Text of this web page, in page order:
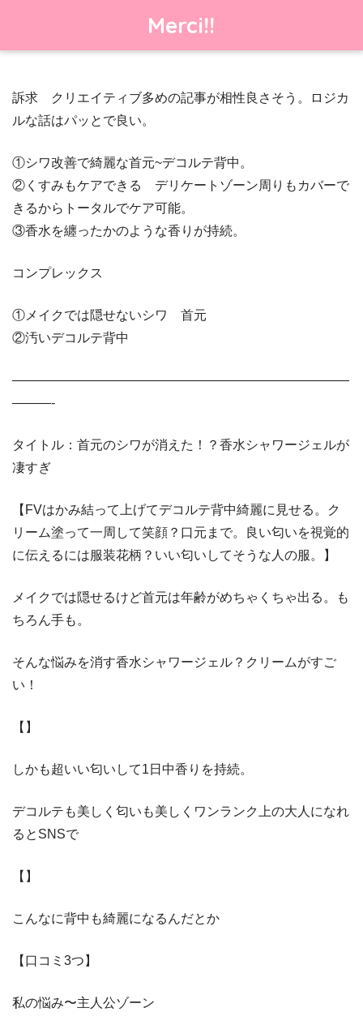
Merci!!
訴求 クリエイティブ多めの記事が相性良さそう。ロジカ
ルな話はパッとで良い。
①シワ改善で綺麗な首元~デコルテ背中。
②くすみもケアできる デリケートゾーン周りもカバーで
きるからトータルでケア可能。
③香水を纏ったかのような香りが持続。
コンプレックス
①メイクでは隠せないシワ 首元
②汚いデコルテ背中
——————————————————————————
———-
タイトル：首元のシワが消えた！？香水シャワージェルが
凄すぎ
【FVはかみ結って上げてデコルテ背中綺麗に見せる。ク
リーム塗って一周して笑顔？口元まで。良い匂いを視覚的
に伝えるには服装花柄？いい匂いしてそうな人の服。】
メイクでは隠せるけど首元は年齢がめちゃくちゃ出る。も
ちろん手も。
そんな悩みを消す香水シャワージェル？クリームがすご
い！
【】
しかも超いい匂いして1日中香りを持続。
デコルテも美しく匂いも美しくワンランク上の大人になれ
るとSNSで
【】
こんなに背中も綺麗になるんだとか
【口コミ3つ】
私の悩み〜主人公ゾーン